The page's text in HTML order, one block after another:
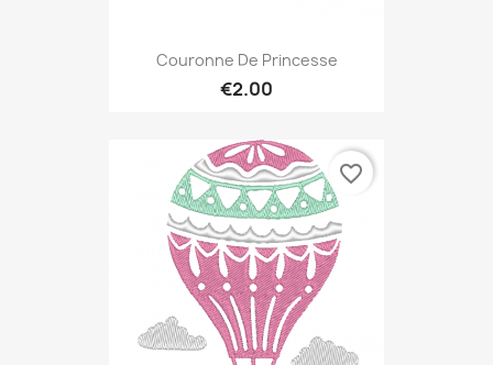
Couronne De Princesse
€2.00
favorite_border